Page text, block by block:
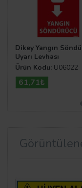
Dikey Yangın
Uyarı Levhası
Ürün Kodu: U06022
61,71₺